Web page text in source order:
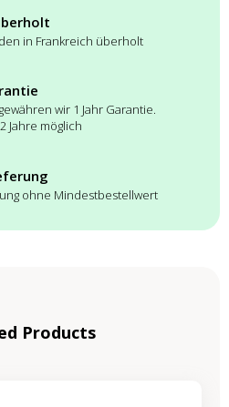
in Frankreich überholt
wir 1 Jahr Garantie.
Jahre möglich
ohne Mindestbestellwert
Products